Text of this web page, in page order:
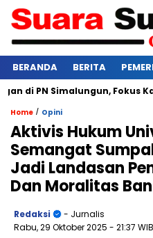
BERANDA BERITA
PN Simalungun, Fokus Kasus
Home / Opini
Aktivis Hukum
Semangat
Jadi Landasan
Dan Moralitas
Redaksi
- Jurnalis
Rabu, 29 Oktober 2025 - 21:37 WIB